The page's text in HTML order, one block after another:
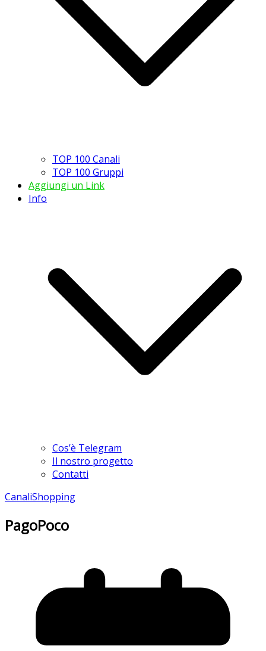
TOP 100 Canali
TOP 100 Gruppi
Aggiungi un Link
Info
Cos’è Telegram
Il nostro progetto
Contatti
CanaliShopping
PagoPoco